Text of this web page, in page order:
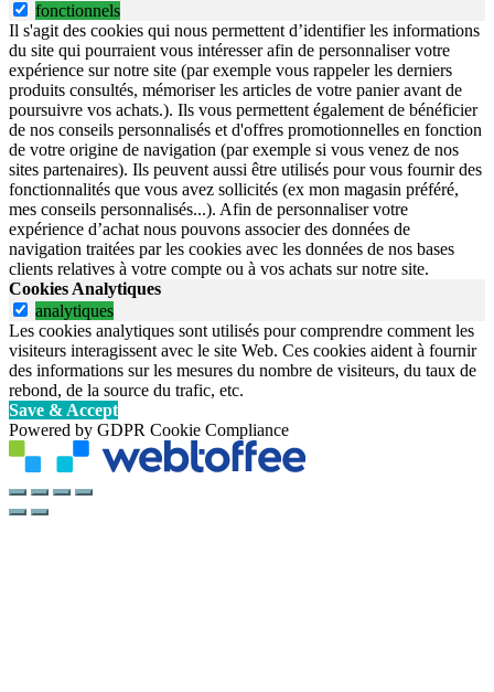
fonctionnels
Il s'agit des cookies qui nous permettent d’identifier les informations
du site qui pourraient vous intéresser afin de personnaliser votre
expérience sur notre site (par exemple vous rappeler les derniers
produits consultés, mémoriser les articles de votre panier avant de
poursuivre vos achats.). Ils vous permettent également de bénéficier
de nos conseils personnalisés et d'offres promotionnelles en fonction
de votre origine de navigation (par exemple si vous venez de nos
sites partenaires). Ils peuvent aussi être utilisés pour vous fournir des
fonctionnalités que vous avez sollicités (ex mon magasin préféré,
mes conseils personnalisés...). Afin de personnaliser votre
expérience d’achat nous pouvons associer des données de
navigation traitées par les cookies avec les données de nos bases
clients relatives à votre compte ou à vos achats sur notre site.
Cookies Analytiques
analytiques
Les cookies analytiques sont utilisés pour comprendre comment les
visiteurs interagissent avec le site Web. Ces cookies aident à fournir
des informations sur les mesures du nombre de visiteurs, du taux de
rebond, de la source du trafic, etc.
Save & Accept
Powered by GDPR Cookie Compliance